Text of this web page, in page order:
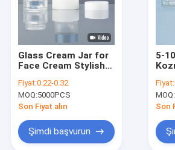
Glass Cream Jar for
Face Cream Stylish
Fiyat:0.22-0.32
MOQ:5000PCS
Son Fiyat alın
Şimdi başvurun
5-
Fiyat:
MOQ:
Son